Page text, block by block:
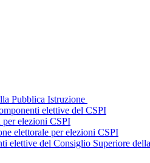
Pubblica Istruzione
elettive del CSPI
elezioni CSPI
elettorale per elezioni CSPI
elettive del Consiglio Superiore